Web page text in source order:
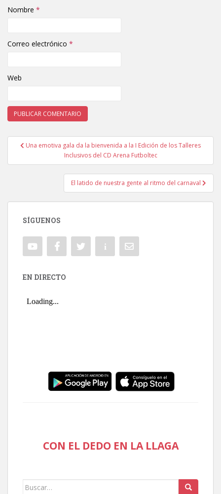
Nombre *
Correo electrónico *
Web
Navegación de entradas
Una emotiva gala da la bienvenida a la I Edición de los Talleres
Inclusivos del CD Arena Futboltec
El latido de nuestra gente al ritmo del carnaval
SÍGUENOS
EN DIRECTO
CON EL DEDO EN LA LLAGA
Buscar: